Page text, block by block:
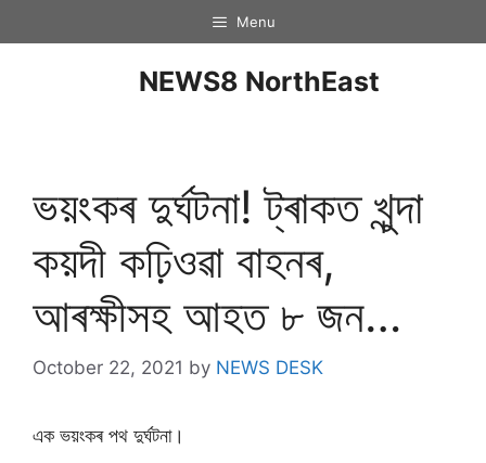
Menu
NEWS8 NorthEast
ভয়ংকৰ দুৰ্ঘটনা! ট্ৰাকত খুন্দা
কয়দী কঢ়িওৱা বাহনৰ,
আৰক্ষীসহ আহত ৮ জন…
October 22, 2021 by NEWS DESK
এক ভয়ংকৰ পথ দুৰ্ঘটনা।